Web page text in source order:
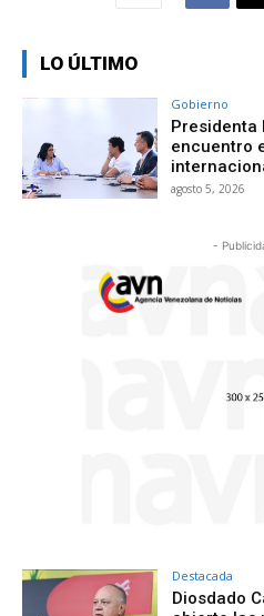
LO ÚLTIMO
Gobierno
Presidenta
encuentro
agosto 5, 2026
-
Destacada
Diosdado